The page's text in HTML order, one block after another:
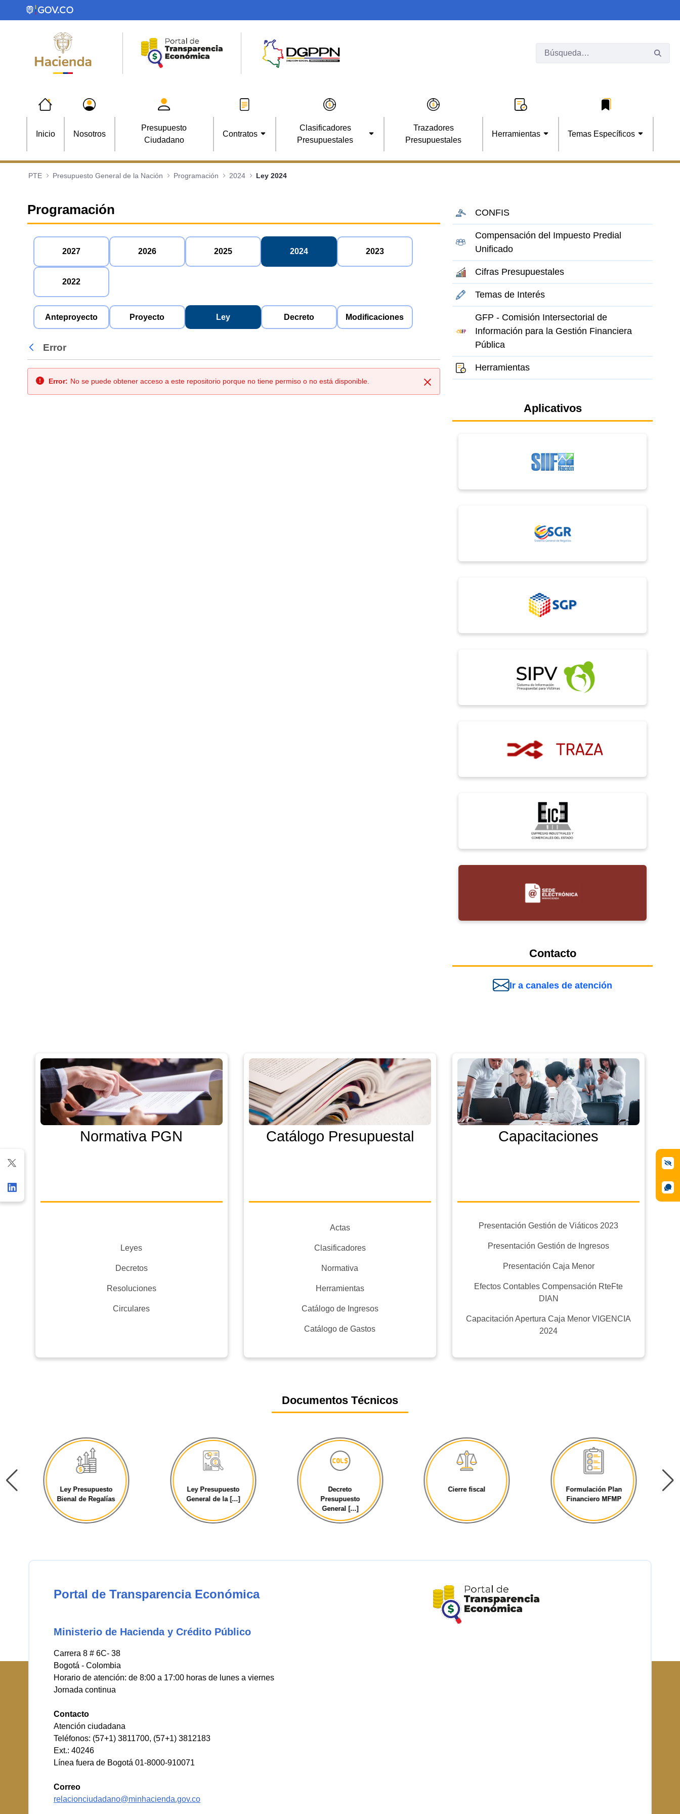
Saltar al contenido principal
Inicio Nosotros
Presupuesto
Ciudadano
Contratos
Clasificadores
Presupuestales
Trazadores
Presupuestales
Herramientas Temas Específicos
PTE Presupuesto General de la Nación Programación 2024 Ley 2024
Programación
2027 2026 2025 2024 2023
2022
Anteproyecto Proyecto Ley Decreto Modificaciones
Atrás
Error
Cerrar
Error: No se puede obtener acceso a este repositorio porque no tiene permiso o no está disponible.
CONFIS
Compensación del Impuesto Predial
Unificado
Cifras Presupuestales
Temas de Interés
GFP - Comisión Intersectorial de
Información para la Gestión Financiera
Pública
Herramientas
Aplicativos
Contacto
Ir a canales de atención
Normativa PGN
Leyes
Decretos
Resoluciones
Circulares
Catálogo Presupuestal
Actas
Clasificadores
Normativa
Herramientas
Catálogo de Ingresos
Catálogo de Gastos
Capacitaciones
Presentación Gestión de Viáticos 2023
Presentación Gestión de Ingresos
Presentación Caja Menor
Efectos Contables Compensación RteFte
DIAN
Capacitación Apertura Caja Menor VIGENCIA
2024
Documentos Técnicos
Ley Presupuesto
Bienal de Regalías
Ley Presupuesto
General de la [...]
Decreto
Presupuesto
General [...]
Cierre fiscal
Formulación Plan
Financiero MFMP
Portal de Transparencia Económica
Ministerio de Hacienda y Crédito Público
Carrera 8 # 6C- 38
Bogotá - Colombia
Horario de atención: de 8:00 a 17:00 horas de lunes a viernes
Jornada continua
Contacto
Atención ciudadana
Teléfonos: (57+1) 3811700, (57+1) 3812183
Ext.: 40246
Línea fuera de Bogotá 01-8000-910071
Correo
relacionciudadano@minhacienda.gov.co